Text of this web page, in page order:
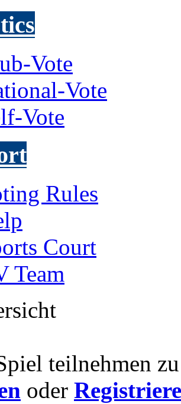
Vote
Vote
Vote
Rules
Court
Team
teilnehmen
oder